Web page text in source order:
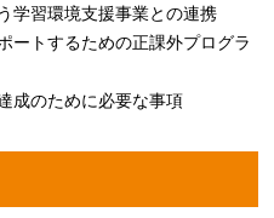
学習環境支援事業との連携
ートするための正課外プログラ
成のために必要な事項